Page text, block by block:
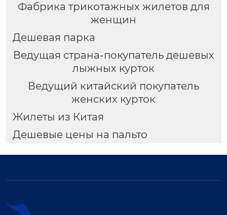
Фабрика трикотажных жилетов для
женщин
Дешевая парка
Ведущая страна-покупатель дешевых
лыжных курток
Ведущий китайский покупатель
женских курток
Жилеты из Китая
Дешевые цены на пальто